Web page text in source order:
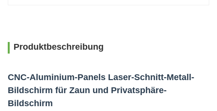
Produktbeschreibung
CNC-Aluminium-Panels Laser-Schnitt-Metall-
Bildschirm für Zaun und Privatsphäre-
Bildschirm